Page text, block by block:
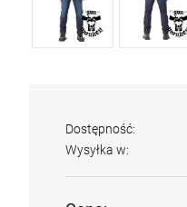
Dostępność:
Wysyłka w: